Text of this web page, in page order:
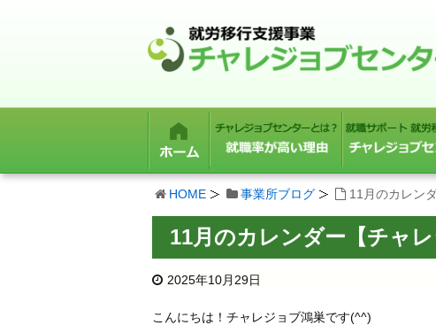
HOME 事業所ブログ 11月のカレン
11月のカレンダー【チャ
2025年10月29日
こんにちは！チャレジョブ鴻巣です(^^)